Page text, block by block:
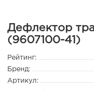
Дефлектор
(9607100-41)
Рейтинг:
Бренд:
Артикул: